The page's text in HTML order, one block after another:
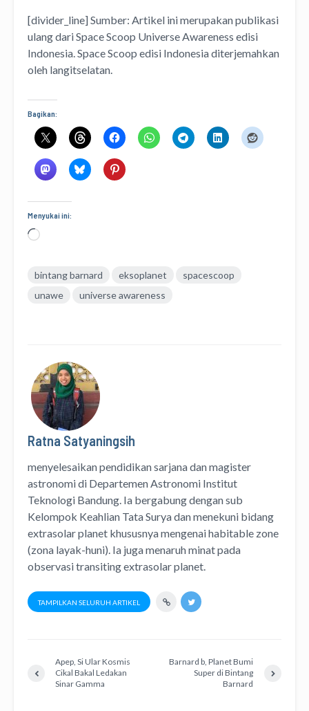
[divider_line] Sumber: Artikel ini merupakan publikasi
ulang dariSpace Scoop Universe Awareness edisi
Indonesia. Space Scoop edisi Indonesia diterjemahkan
oleh langitselatan.
Bagikan:
Menyukai ini:
Memuat...
bintang barnard eksoplanet
spacescoop
unawe
universe awareness
Ratna Satyaningsih
menyelesaikan pendidikan sarjana dan magister
astronomi di Departemen Astronomi Institut
Teknologi Bandung. Ia bergabung dengan sub
Kelompok Keahlian Tata Surya dan menekuni bidang
extrasolar planet khususnya mengenai habitable zone
(zona layak-huni). Ia juga menaruh minat pada
observasi transiting extrasolar planet.
TAMPILKAN SELURUH ARTIKEL
Apep, Si Ular Kosmis
Cikal Bakal Ledakan
Sinar Gamma
Barnard b, Planet Bumi
Super di Bintang
Barnard